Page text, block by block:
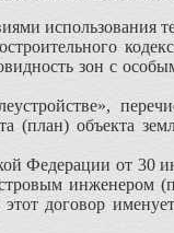
использования
зон с
(план) объекта
Федерации от 30
инжене­ром
договор